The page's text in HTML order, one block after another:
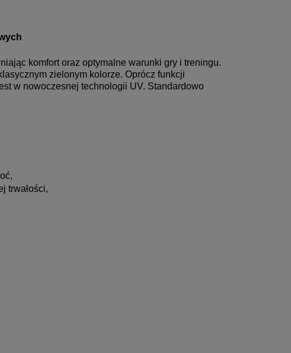
komfort oraz optymalne warunki gry i treningu.
zielonym kolorze. Oprócz funkcji
w nowoczesnej technologii UV. Standardowo
trwałości,